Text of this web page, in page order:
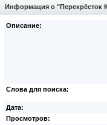
Информация о "Перекрёсток
Описание:
Слова для поиска:
Дата:
Просмотров: